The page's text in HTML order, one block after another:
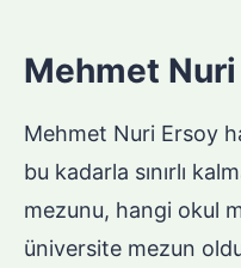
Mehmet
Mehmet Nuri Ersoy
bu kadarla sınırlı
mezunu, hangi okul
üniversite mezun